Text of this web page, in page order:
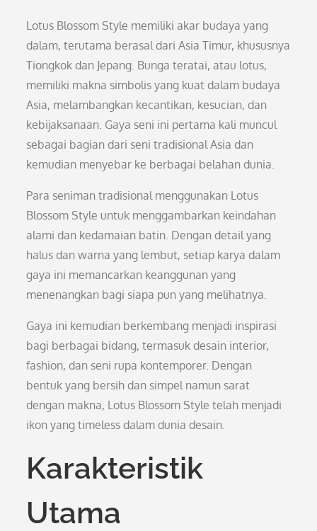
Lotus Blossom Style memiliki akar budaya yang
dalam, terutama berasal dari Asia Timur, khususnya
Tiongkok dan Jepang. Bunga teratai, atau lotus,
memiliki makna simbolis yang kuat dalam budaya
Asia, melambangkan kecantikan, kesucian, dan
kebijaksanaan. Gaya seni ini pertama kali muncul
sebagai bagian dari seni tradisional Asia dan
kemudian menyebar ke berbagai belahan dunia.
Para seniman tradisional menggunakan Lotus
Blossom Style untuk menggambarkan keindahan
alami dan kedamaian batin. Dengan detail yang
halus dan warna yang lembut, setiap karya dalam
gaya ini memancarkan keanggunan yang
menenangkan bagi siapa pun yang melihatnya.
Gaya ini kemudian berkembang menjadi inspirasi
bagi berbagai bidang, termasuk desain interior,
fashion, dan seni rupa kontemporer. Dengan
bentuk yang bersih dan simpel namun sarat
dengan makna, Lotus Blossom Style telah menjadi
ikon yang timeless dalam dunia desain.
Karakteristik
Utama